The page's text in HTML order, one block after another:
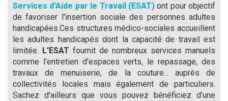
Services d'Aide par le Travail (ESAT)ont pour objectif
de favoriser l'insertion sociale des personnes adultes
handicapées.Ces structures médico-sociales accueillent
les adultes handicapés dont la capacité de travail est
limitée. L'ESAT fournit de nombreux services manuels
comme l'entretien d'espaces verts, le repassage, des
travaux de menuiserie, de la couture... auprès de
collectivités locales mais également de particuliers.
Sachez d'ailleurs que vous pouvez bénéficiez d’une